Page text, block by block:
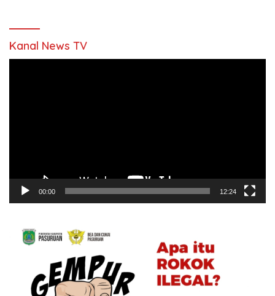
Kanal News TV
00:00 12:24